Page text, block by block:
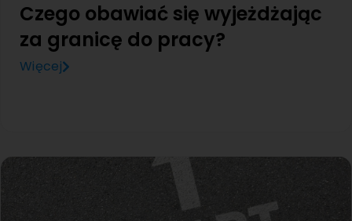
Czego obawiać się wyjeżdżając
za granicę do pracy?
Więcej